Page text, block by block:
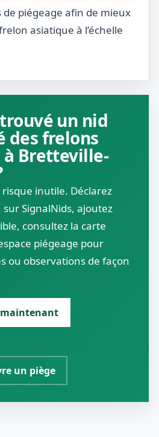
piégeage afin de mieux
asiatique à l’échelle
un nid
des frelons
Bretteville-
inutile. Déclarez
SignalNids, ajoutez
consultez la carte
piégeage pour
ou observations de façon
maintenant
un piège